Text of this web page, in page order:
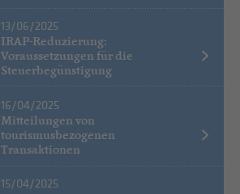
13/06/2025
IRAP-Reduzierung:
Voraussetzungen für die
Steuerbegünstigung
16/04/2025
Mitteilungen von
tourismusbezogenen
Transaktionen
15/04/2025